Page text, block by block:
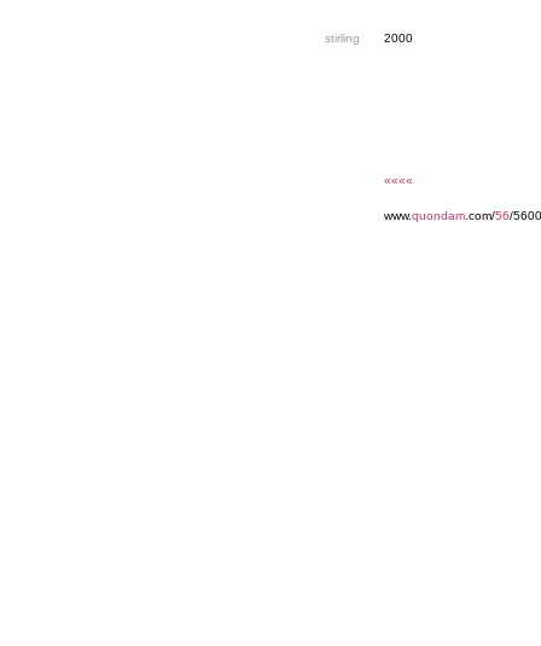
stirling 2000
««««
www.quondam .com/56/